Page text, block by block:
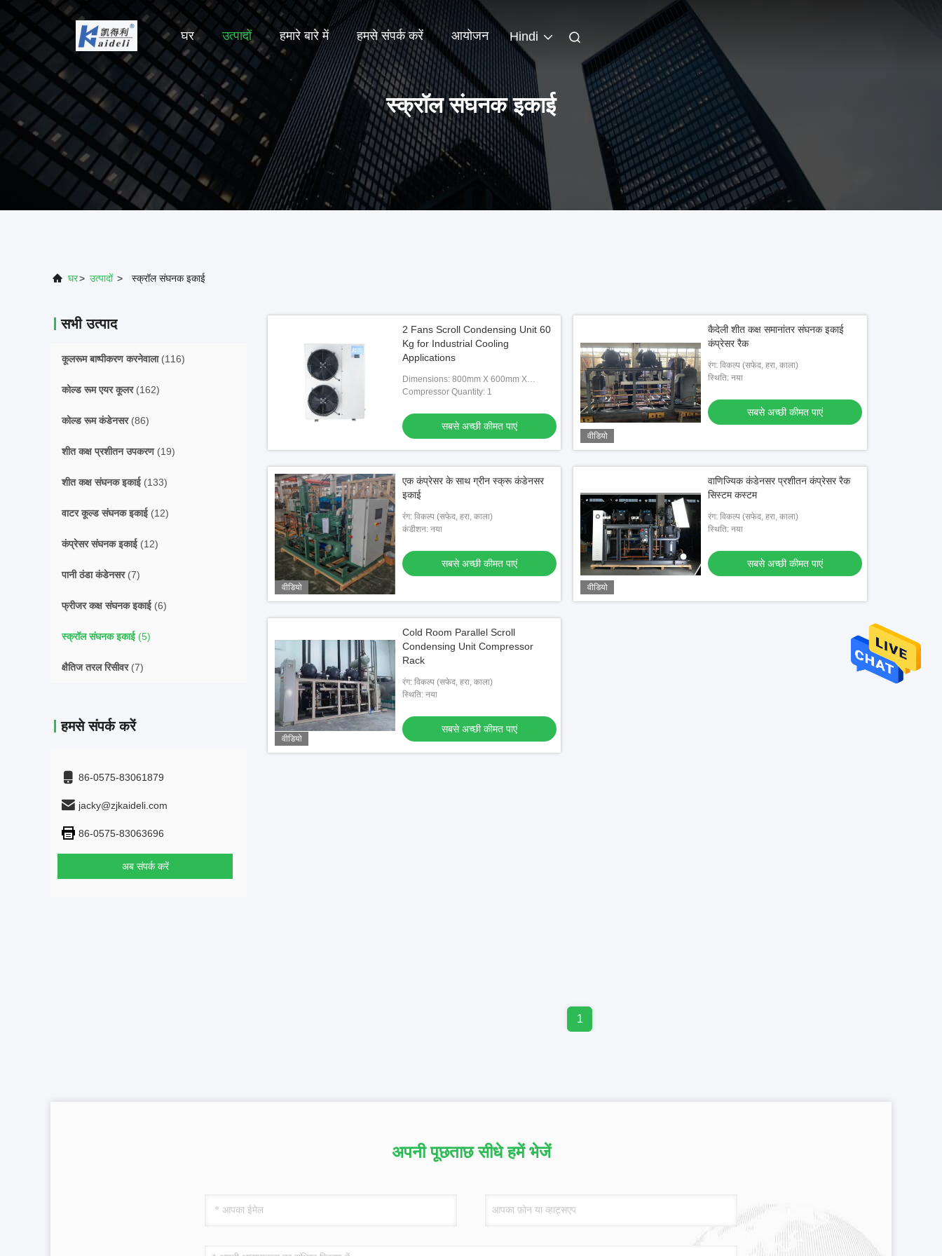
घर उत्पादों हमारे बारे में हमसे संपर्क करें आयोजन Hindi
स्क्रॉल संघनक इकाई
घर> उत्पादों > स्क्रॉल संघनक इकाई
सभी उत्पाद
कूलरूम बाष्पीकरण करनेवाला(116)
कोल्ड रूम एयर कूलर(162)
कोल्ड रूम कंडेनसर(86)
शीत कक्ष प्रशीतन उपकरण(19)
शीत कक्ष संघनक इकाई(133)
वाटर कूल्ड संघनक इकाई(12)
कंप्रेसर संघनक इकाई(12)
पानी ठंडा कंडेनसर(7)
फ्रीजर कक्ष संघनक इकाई(6)
स्क्रॉल संघनक इकाई(5)
क्षैतिज तरल रिसीवर(7)
हमसे संपर्क करें
86-0575-83061879
jacky@zjkaideli.com
86-0575-83063696
अब संपर्क करें
2 Fans Scroll Condensing Unit 60
Kg for Industrial Cooling
Applications
Dimensions: 800mm X 600mm X
500mm
Compressor Quantity: 1
सबसे अच्छी कीमत पाएं
वीडियो
कैदेली शीत कक्ष समानांतर संघनक इकाई
कंप्रेसर रैक
रंग: विकल्प (सफेद, हरा, काला)
स्थिति: नया
सबसे अच्छी कीमत पाएं
वीडियो
एक कंप्रेसर के साथ ग्रीन स्क्रू कंडेनसर
इकाई
रंग: विकल्प (सफेद, हरा, काला)
कंडीशन: नया
सबसे अच्छी कीमत पाएं
वीडियो
वाणिज्यिक कंडेनसर प्रशीतन कंप्रेसर रैक
सिस्टम कस्टम
रंग: विकल्प (सफेद, हरा, काला)
स्थिति: नया
सबसे अच्छी कीमत पाएं
वीडियो
Cold Room Parallel Scroll
Condensing Unit Compressor
Rack
रंग: विकल्प (सफेद, हरा, काला)
स्थिति: नया
सबसे अच्छी कीमत पाएं
1
अपनी पूछताछ सीधे हमें भेजें